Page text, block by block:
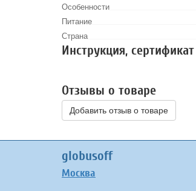
Особенности
Питание
Страна
Инструкция,
Отзывы о товаре
Добавить отзыв о товаре
globusoff
Москва